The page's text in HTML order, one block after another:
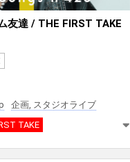
友達 / THE FIRST TAKE
企画, スタジオライブ
TAKE